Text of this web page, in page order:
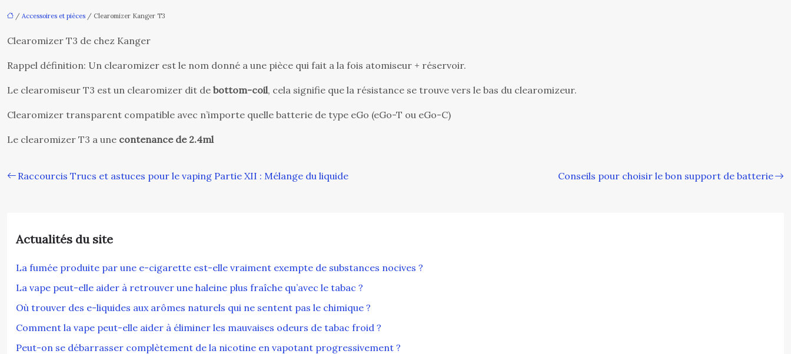
/ Accessoires et pièces / Clearomizer Kanger T3
Clearomizer T3 de chez Kanger
Rappel définition: Un clearomizer est le nom donné a une pièce qui fait a la fois atomiseur + réservoir.
Le clearomiseur T3 est un clearomizer dit de bottom-coil, cela signifie que la résistance se trouve vers le bas du clearomizeur.
Clearomizer transparent compatible avec n’importe quelle batterie de type eGo (eGo-T ou eGo-C)
Le clearomizer T3 a une contenance de 2.4ml
Raccourcis Trucs et astuces pour le vaping Partie XII : Mélange du liquide Conseils pour choisir le bon support de batterie
Actualités du site
La fumée produite par une e-cigarette est-elle vraiment exempte de substances nocives ?
La vape peut-elle aider à retrouver une haleine plus fraîche qu’avec le tabac ?
Où trouver des e-liquides aux arômes naturels qui ne sentent pas le chimique ?
Comment la vape peut-elle aider à éliminer les mauvaises odeurs de tabac froid ?
Peut-on se débarrasser complètement de la nicotine en vapotant progressivement ?